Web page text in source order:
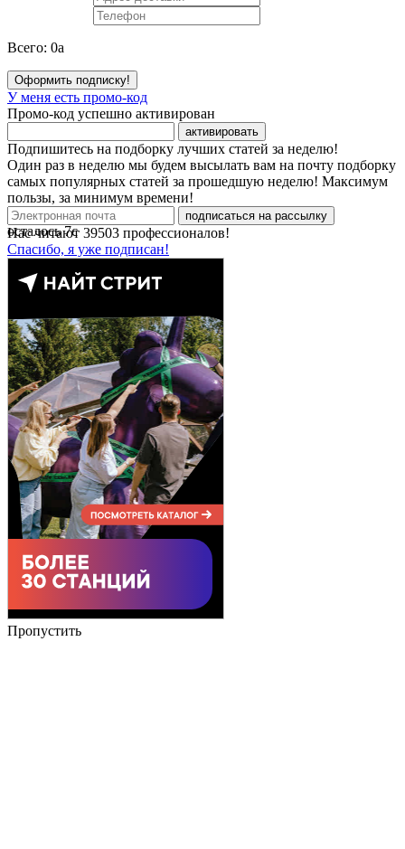
Всего: 0a
Оформить подписку!
У меня есть промо-код
Промо-код успешно активирован
активировать
Подпишитесь на подборку лучших статей за неделю!
Один раз в неделю мы будем высылать вам на почту подборку
самых популярных статей за прошедшую неделю! Максимум
пользы, за минимум времени!
подписаться на рассылку
Нас читают 39503 профессионалов!
Спасибо, я уже подписан!
осталось7с
Пропустить